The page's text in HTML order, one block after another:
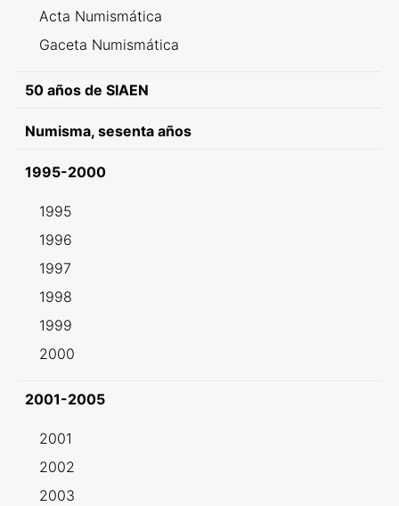
Acta Numismática
Gaceta Numismática
50 años de SIAEN
Numisma, sesenta años
1995-2000
1995
1996
1997
1998
1999
2000
2001-2005
2001
2002
2003